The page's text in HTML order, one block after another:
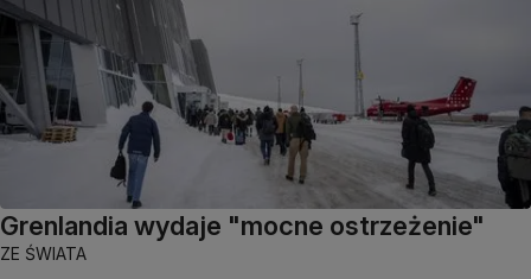
Grenlandia wydaje "mocne ostrzeżenie"
ZE ŚWIATA